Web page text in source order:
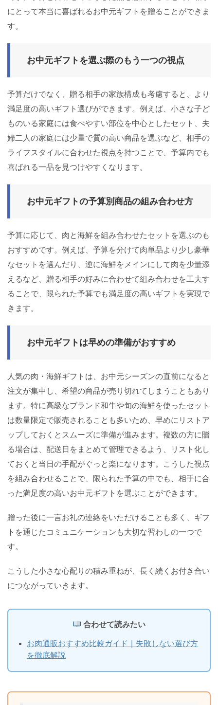
にとって本当に喜ばれるお中元ギフトを贈ることができま
す。
お中元ギフトを選ぶ際のもう一つの視点
予算だけでなく、贈る相手の家族構成も考慮すると、より
満足度の高いギフト選びができます。例えば、小さな子ど
ものいる家庭には食べやすい部位を中心としたセット、夫
婦二人の家庭には少量で質の高い商品を選ぶなど、相手の
ライフスタイルに合わせた視点を持つことで、予算内でも
喜ばれる一品を見つけやすくなります。
お中元ギフトの予算別商品の組み合わせ方
予算に応じて、肉と海鮮を組み合わせたセットを選ぶのも
おすすめです。例えば、予算を分けて肉単品より少し豪華
なセットを選んだり、逆に海鮮をメインにして肉を少量添
えるなど、贈る相手の好みに合わせて組み合わせを工夫す
ることで、限られた予算でも満足度の高いギフトを実現で
きます。
お中元ギフトは早めの準備がおすすめ
人気の肉・海鮮ギフトは、お中元シーズンの直前になると
注文が集中し、希望の商品が売り切れてしまうこともあり
ます。特に高級なブランド和牛や旬の海鮮を使ったセット
は数量限定で販売されることも多いため、早めにリストア
ップしておくとスムーズに準備が進みます。複数の方に贈
る場合は、配送日をまとめて管理できるよう、リスト化し
ておくと当日の手配がぐっと楽になります。こうした視点
を組み合わせることで、限られた予算の中でも、相手に合
った満足度の高いお中元ギフトを選ぶことができます。
贈った後に一言お礼の連絡をいただけることも多く、ギフ
トを通じたコミュニケーションも大切な習わしの一つで
す。
こうした小さな心配りの積み重ねが、長く続くお付き合い
につながっていきます。
合わせて読みたい
お肉通販おすすめ比較ガイド｜失敗しない選び方
を徹底解説